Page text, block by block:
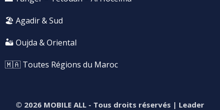
🏖️ Agadir & Sud
🏜️ Oujda & Oriental
🇲🇦 Toutes Régions du Maroc
© 2026 MOBILE ALL - Tous droits réservés | Leader